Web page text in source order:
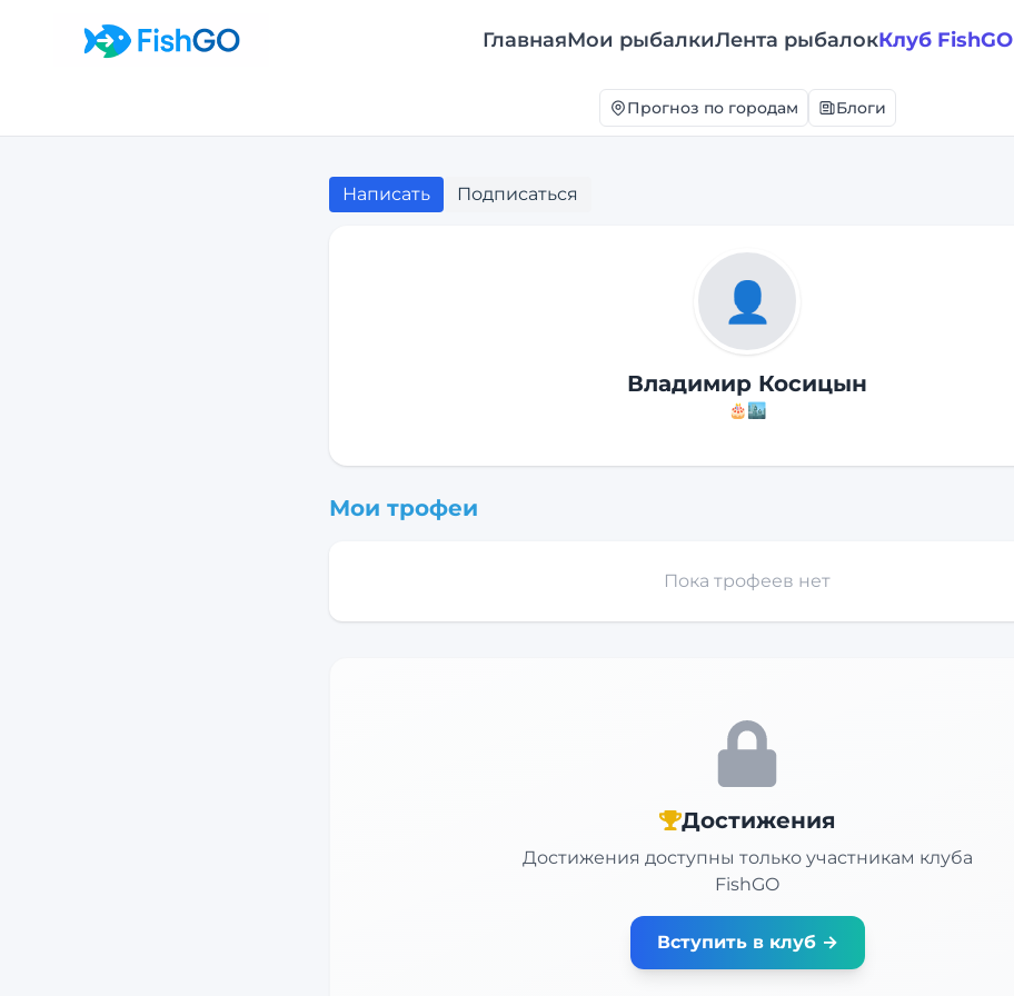
ГлавнаяМои рыбалкиЛента рыбалокКлуб FishGO
Прогноз по городам Блоги
Написать Подписаться
👤
Владимир Косицын
🎂🏙️
Мои трофеи
Пока трофеев нет
Достижения
Достижения доступны только участникам клуба
FishGO
Вступить в клуб →